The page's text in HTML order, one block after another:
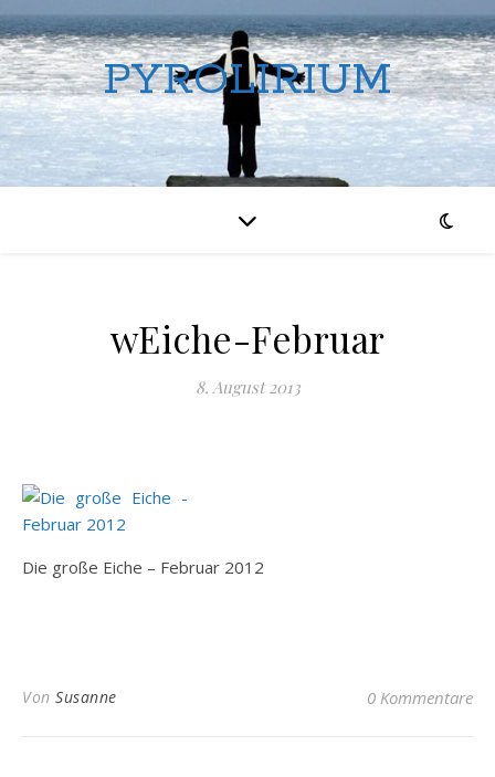
PYROLIRIUM
wEiche-Februar
8. August 2013
Die große Eiche – Februar 2012
Von Susanne 0 Kommentare